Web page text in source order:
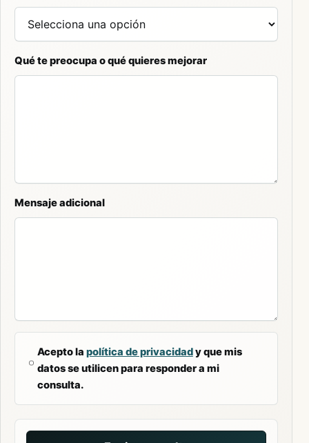
Qué te preocupa o qué quieres mejorar
Mensaje adicional
Acepto la política de privacidady que mis
datos se utilicen para responder a mi
consulta.